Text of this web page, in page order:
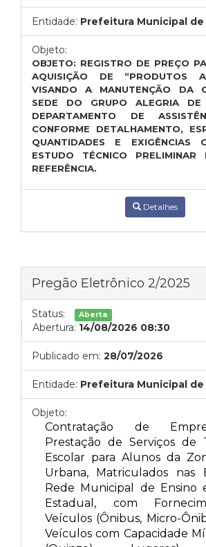
Entidade: Prefeitura Municipal de
Objeto:
OBJETO: REGISTRO DE PREÇO
AQUISIÇÃO DE “PRODUTOS
VISANDO A MANUTENÇÃO DA
SEDE DO GRUPO ALEGRIA
DEPARTAMENTO DE
CONFORME DETALHAMENTO,
QUANTIDADES E EXIGÊNCIAS
ESTUDO TÉCNICO
REFERÊNCIA.
Detalhes
Pregão Eletrônico 2/2025
Status: Aberta
Abertura: 14/08/2026 08:30
Publicado em: 28/07/2026
Entidade: Prefeitura Municipal de
Objeto:
Contratação de
Prestação de Serviços de
Escolar para Alunos da
Urbana, Matriculados nas
Rede Municipal de Ensino
Estadual, com
Veículos (Ônibus, Micro-
Veículos com Capacidade